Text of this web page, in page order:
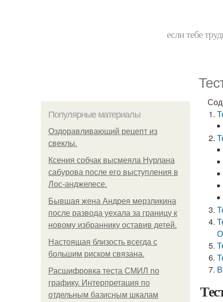
если тебе
Популярные материалы
Оздоравливающий рецепт из
свеклы.
Ксения собчак высмеяла Нурлана
сабурова после его выступления в
Лос-анджелесе.
Бывшая жена Андрея мерзликина
после развода уехала за границу к
новому избраннику оставив детей.
Hacтоящая близость всегда с
большим риском связана.
Расшифровка теста СМИЛ по
графику. Интерпретация по
отдельным базисным шкалам